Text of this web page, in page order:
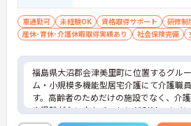
車通勤可 未経験OK 資格取得サポート
研修制
産休･育休･介護休暇取得実績あり
社会保険完備
福島県大沼郡会津美里町に位置するグル
ム・小規模多機能型居宅介護にて介護職
す。高齢者のためだけの施設でなく、介
や経験がない方もチャレンジOK！マンツ
導もあり、相談しやすい環境です。ご興